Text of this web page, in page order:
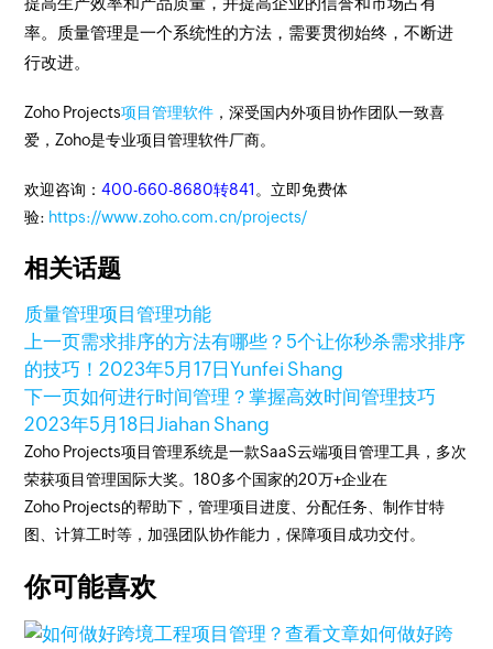
率。质量管理是一个系统性的方法，需要贯彻始终，不断进
行改进。
Zoho Projects项目管理软件 ，深受国内外项目协作团队一致喜
爱，Zoho是专业项目管理软件厂商。
欢迎咨询：400-660-8680转841 。立即免费体
验: https://www.zoho.com.cn/projects/
相关话题
质量管理项目管理功能
上一页需求排序的方法有哪些？5个让你秒杀需求排序
的技巧！2023年5月17日Yunfei Shang
下一页如何进行时间管理？掌握高效时间管理技巧
2023年5月18日Jiahan Shang
Zoho Projects项目管理系统是一款SaaS云端项目管理工具，多次
荣获项目管理国际大奖。180多个国家的20万+企业在
Zoho Projects的帮助下，管理项目进度、分配任务、制作甘特
图、计算工时等，加强团队协作能力，保障项目成功交付。
你可能喜欢
查看文章如何做好跨